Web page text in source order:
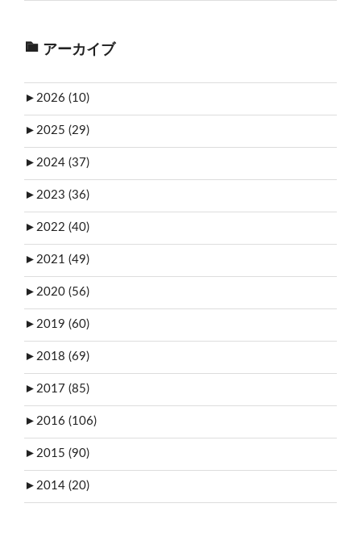
アーカイブ
► 2026 (10)
► 2025 (29)
► 2024 (37)
► 2023 (36)
► 2022 (40)
► 2021 (49)
► 2020 (56)
► 2019 (60)
► 2018 (69)
► 2017 (85)
► 2016 (106)
► 2015 (90)
► 2014 (20)